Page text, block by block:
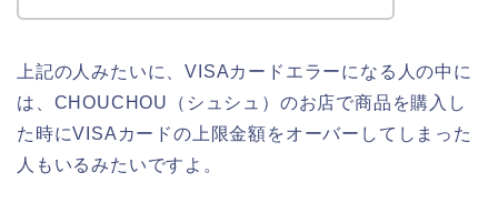
上記の人みたいに、VISAカードエラーになる人の中に
は、CHOUCHOU（シュシュ）のお店で商品を購入し
た時にVISAカードの上限金額をオーバーしてしまった
人もいるみたいですよ。